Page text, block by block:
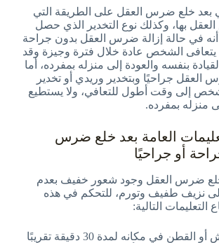
بعد خلع ضرس العقل على الطريقة التي
بها، وكذلك نوع التخدير الذي حصل
في حالة إزالة ضرس العقل بدون جراحة
الشخص عادة خلال فترة وجيزة وقد
بنفسه والعودة إلى منزله بمفرده، أما
العقل جراحيًا وبتخدير وريدي أو تخدير
إلى وقت أطول للتعافي، ولا يستطيع
منزله بمفرده.
العامة بعد خلع ضرس
أو جراحيًا
خلع ضرس العقل وجود شعور خفيف بعدم
إلى نزيف طفيف وتورم، للتحكم في هذه
التعليمات التالية:
اترك الشاش أو القطن في مكانه لمدة 30 دقيقة تقريبًا